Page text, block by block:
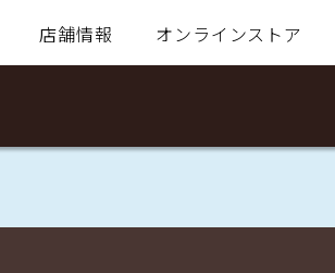
店舗情報 オンラインストア